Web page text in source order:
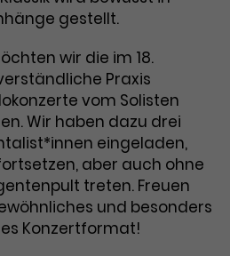
/ DoubleClick
dient der Anzeige
Werbung und
Wirksamkeit von
über
Websites hinweg.
gestellt.
wir die im 18.
Praxis
vom Solisten
Wir haben dazu drei
eingeladen,
aber auch ohne
treten. Freuen
und besonders
Konzertformat!